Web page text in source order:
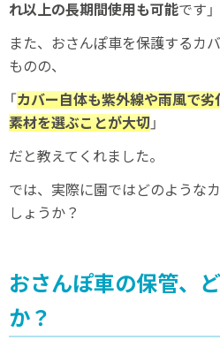
れ以上の長期間使用も可能です」
また、おさんぽ車を保護するカ
ものの、
「カバー自体も紫外線や雨風で
素材を選ぶことが大切 」
だと教えてくれました。
では、実際に園ではどのような
しょうか？
おさんぽ車の保管、
か？